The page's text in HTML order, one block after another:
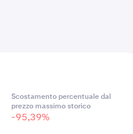
Scostamento percentuale dal
prezzo massimo storico
-95,39%